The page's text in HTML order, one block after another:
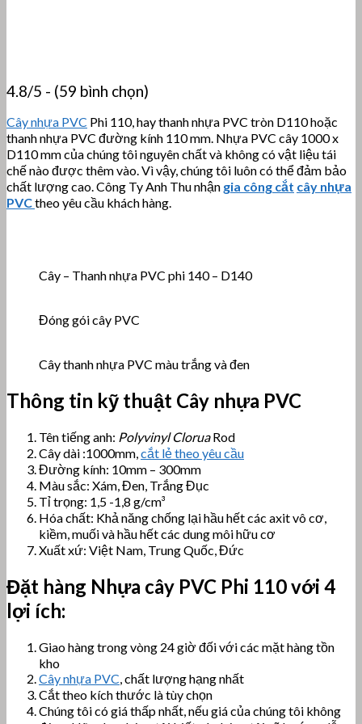
4.8/5 - (59 bình chọn)
Cây nhựa PVC Phi 110, hay thanh nhựa PVC tròn D110 hoặc
thanh nhựa PVC đường kính 110 mm. Nhựa PVC cây 1000 x
D110 mm của chúng tôi nguyên chất và không có vật liệu tái
chế nào được thêm vào. Vì vậy, chúng tôi luôn có thể đảm bảo
chất lượng cao. Công Ty Anh Thu nhận gia công cắt cây nhựa
PVCtheo yêu cầu khách hàng.
Cây – Thanh nhựa PVC phi 140 – D140
Đóng gói cây PVC
Cây thanh nhựa PVC màu trắng và đen
Thông tin kỹ thuật Cây nhựa PVC
Tên tiếng anh: Polyvinyl CloruaRod
Cây dài :1000mm, cắt lẻ theo yêu cầu
Đường kính: 10mm – 300mm
Màu sắc: Xám, Đen, Trắng Đục
Tỉ trọng: 1,5 -1,8 g/cm³
Hóa chất: Khả năng chống lại hầu hết các axit vô cơ,
kiềm, muối và hầu hết các dung môi hữu cơ
Xuất xứ: Việt Nam, Trung Quốc, Đức
Đặt hàng Nhựa cây PVC Phi 110 với 4
lợi ích:
Giao hàng trong vòng 24 giờ đối với các mặt hàng tồn
kho
Cây nhựa PVC , chất lượng hạng nhất
Cắt theo kích thước là tùy chọn
Chúng tôi có giá thấp nhất, nếu giá của chúng tôi không